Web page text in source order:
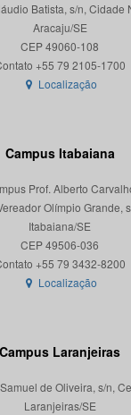
Batista, s/n, Cidade
Aracaju/SE
CEP 49060-108
Localização
Campus Itabaiana
Prof. Alberto
Olímpio Grande,
Itabaiana/SE
CEP 49506-036
Localização
Campus Laranjeiras
de Oliveira, s/n,
Laranjeiras/SE